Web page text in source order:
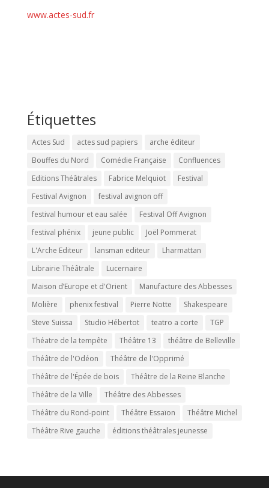
www.actes-sud.fr
Étiquettes
Actes Sud actes sud papiers
arche éditeur
Bouffes du Nord
Comédie Française
Confluences
Editions Théâtrales
Fabrice Melquiot
Festival
Festival Avignon
festival avignon off
festival humour et eau salée
Festival Off Avignon
festival phénix
jeune public
Joël Pommerat
L'Arche Editeur
lansman editeur
Lharmattan
Librairie Théâtrale
Lucernaire
Maison d’Europe et d'Orient
Manufacture des Abbesses
Molière
phenix festival Pierre Notte
Shakespeare
Steve Suissa
Studio Hébertot teatro a corte
TGP
Théatre de la tempête
Théâtre 13
théâtre de Belleville
Théâtre de l'Odéon
Théâtre de l'Opprimé
Théâtre de l'Épée de bois
Théâtre de la Reine Blanche
Théâtre de la Ville
Théâtre des Abbesses
Théâtre du Rond-point
Théâtre Essaïon
Théâtre Michel
Théâtre Rive gauche
éditions théâtrales jeunesse